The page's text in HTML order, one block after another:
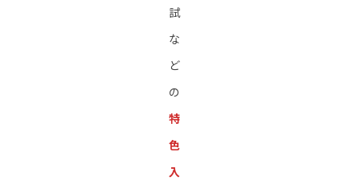
試
な
ど
の
特
色
入